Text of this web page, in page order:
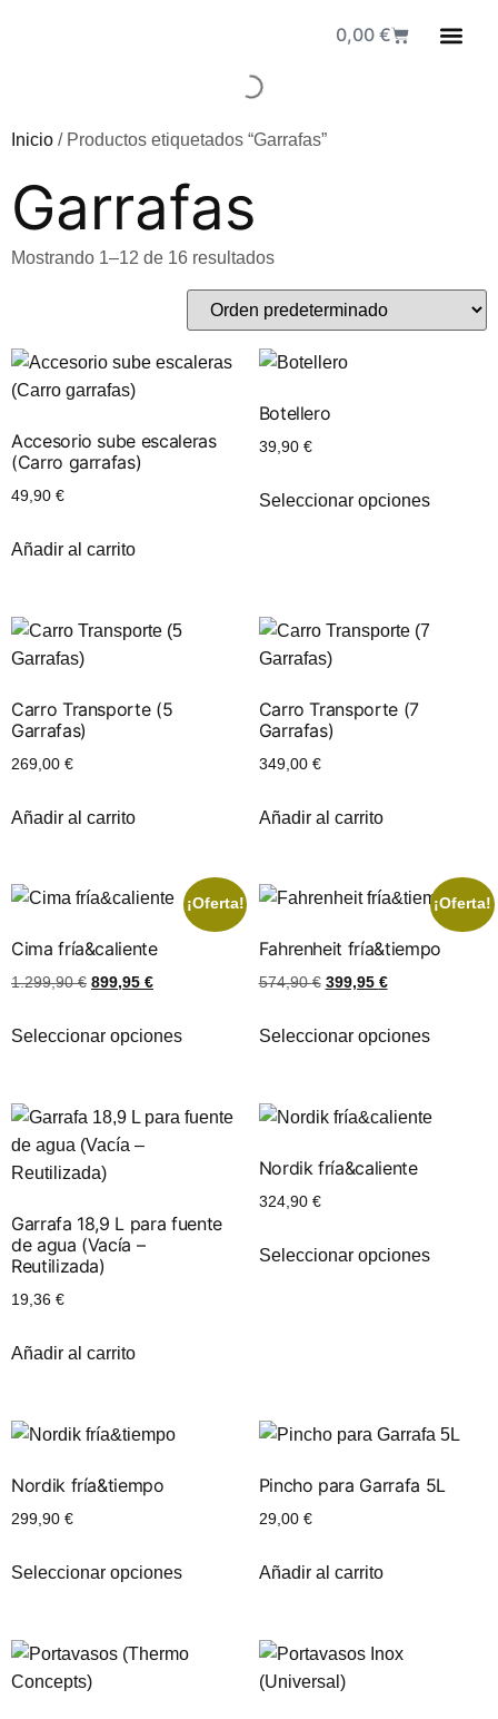
0,00 €
Inicio / Productos etiquetados “Garrafas”
Garrafas
Mostrando 1–12 de 16 resultados
Accesorio sube escaleras
(Carro garrafas)
49,90 €
Añadir al carrito
Botellero
39,90 €
Seleccionar opciones
Carro Transporte (5
Garrafas)
269,00 €
Añadir al carrito
Carro Transporte (7
Garrafas)
349,00 €
Añadir al carrito
¡Oferta!
Cima fría&caliente
1.299,90€ 899,95 €
Seleccionar opciones
¡Oferta!
Fahrenheit fría&tiempo
574,90€ 399,95 €
Seleccionar opciones
Garrafa 18,9 L para fuente
de agua (Vacía –
Reutilizada)
19,36 €
Añadir al carrito
Nordik fría&caliente
324,90 €
Seleccionar opciones
Nordik fría&tiempo
299,90 €
Seleccionar opciones
Pincho para Garrafa 5L
29,00 €
Añadir al carrito